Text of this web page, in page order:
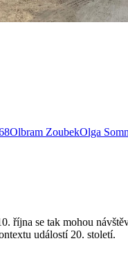
Olbram ZoubekOlga
října se tak mohou
událostí 20. století.